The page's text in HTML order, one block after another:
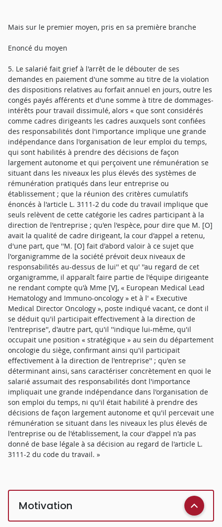
Mais sur le premier moyen, pris en sa première branche
Enoncé du moyen
5. Le salarié fait grief à l'arrêt de le débouter de ses
demandes en paiement d'une somme au titre de la violation
des dispositions relatives au forfait annuel en jours, outre les
congés payés afférents et d'une somme à titre de dommages-
intérêts pour travail dissimulé, alors « que sont considérés
comme cadres dirigeants les cadres auxquels sont confiées
des responsabilités dont l'importance implique une grande
indépendance dans l'organisation de leur emploi du temps,
qui sont habilités à prendre des décisions de façon
largement autonome et qui perçoivent une rémunération se
situant dans les niveaux les plus élevés des systèmes de
rémunération pratiqués dans leur entreprise ou
établissement ; que la réunion des critères cumulatifs
énoncés à l'article L. 3111-2 du code du travail implique que
seuls relèvent de cette catégorie les cadres participant à la
direction de l'entreprise ; qu'en l'espèce, pour dire que M. [O]
avait la qualité de cadre dirigeant, la cour d'appel a retenu,
d'une part, que ''M. [O] fait d'abord valoir à ce sujet que
l'organigramme de la société prévoit deux niveaux de
responsabilités au-dessus de lui'' et qu' ''au regard de cet
organigramme, il apparaît faire partie de l'équipe dirigeante
ne rendant compte qu'à Mme [V], « European Medical Lead
Hematology and Immuno-oncology » et à l' « Executive
Medical Director Oncology », poste indiqué vacant, ce dont il
se déduit qu'il participait effectivement à la direction de
l'entreprise'', d'autre part, qu'il ''indique lui-même, qu'il
occupait une position « stratégique » au sein du département
oncologie du siège, confirmant ainsi qu'il participait
effectivement à la direction de l'entreprise'' ; qu'en se
déterminant ainsi, sans caractériser concrètement en quoi le
salarié assumait des responsabilités dont l'importance
impliquait une grande indépendance dans l'organisation de
son emploi du temps, ni qu'il était habilité à prendre des
décisions de façon largement autonome et qu'il percevait une
rémunération se situant dans les niveaux les plus élevés de
l'entreprise ou de l'établissement, la cour d'appel n'a pas
donné de base légale à sa décision au regard de l'article L.
3111-2 du code du travail. »
Motivation